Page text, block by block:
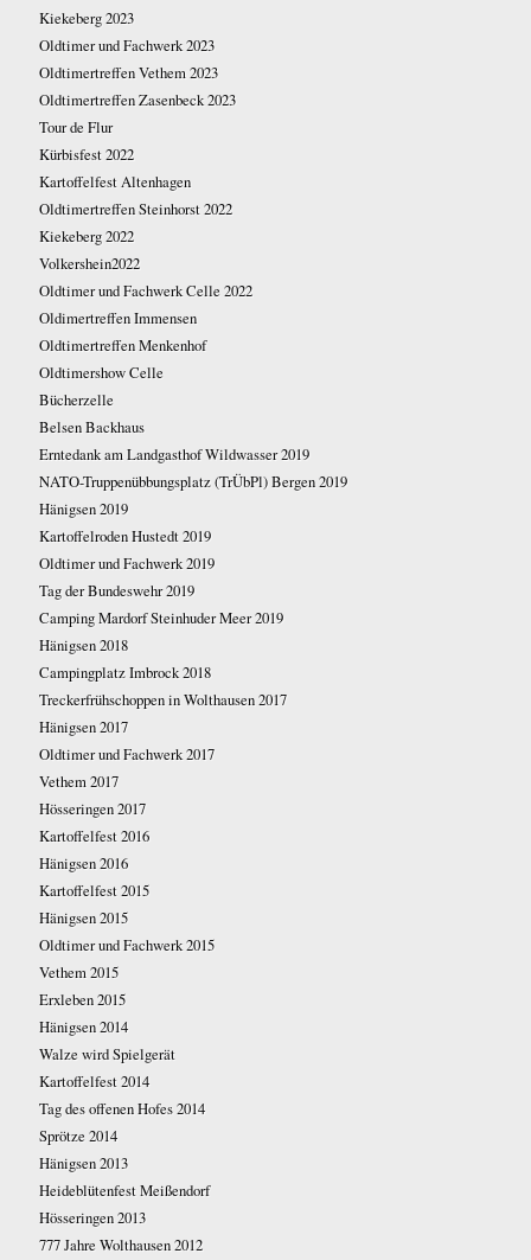
Kiekeberg 2023
Oldtimer und Fachwerk 2023
Oldtimertreffen Vethem 2023
Oldtimertreffen Zasenbeck 2023
Tour de Flur
Kürbisfest 2022
Kartoffelfest Altenhagen
Oldtimertreffen Steinhorst 2022
Kiekeberg 2022
Volkershein2022
Oldtimer und Fachwerk Celle 2022
Oldimertreffen Immensen
Oldtimertreffen Menkenhof
Oldtimershow Celle
Bücherzelle
Belsen Backhaus
Erntedank am Landgasthof Wildwasser 2019
NATO-Truppenübbungsplatz (TrÜbPl) Bergen 2019
Hänigsen 2019
Kartoffelroden Hustedt 2019
Oldtimer und Fachwerk 2019
Tag der Bundeswehr 2019
Camping Mardorf Steinhuder Meer 2019
Hänigsen 2018
Campingplatz Imbrock 2018
Treckerfrühschoppen in Wolthausen 2017
Hänigsen 2017
Oldtimer und Fachwerk 2017
Vethem 2017
Hösseringen 2017
Kartoffelfest 2016
Hänigsen 2016
Kartoffelfest 2015
Hänigsen 2015
Oldtimer und Fachwerk 2015
Vethem 2015
Erxleben 2015
Hänigsen 2014
Walze wird Spielgerät
Kartoffelfest 2014
Tag des offenen Hofes 2014
Sprötze 2014
Hänigsen 2013
Heideblütenfest Meißendorf
Hösseringen 2013
777 Jahre Wolthausen 2012